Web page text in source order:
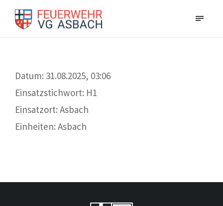
Datum: 31.08.2025, 03:06
Einsatzstichwort: H1
Einsatzort: Asbach
Einheiten: Asbach